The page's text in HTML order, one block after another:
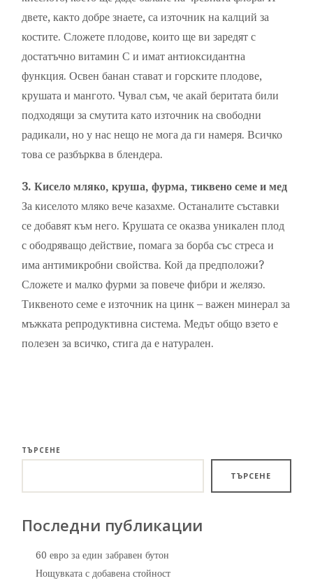
двете, както добре знаете, са източник на калций за
костите. Сложете плодове, които ще ви заредят с
достатъчно витамин С и имат антиоксидантна
функция. Освен банан стават и горските плодове,
крушата и мангото. Чувал съм, че акай беритата били
подходящи за смутита като източник на свободни
радикали, но у нас нещо не мога да ги намеря. Всичко
това се разбърква в блендера.
3. Кисело мляко, круша, фурма, тиквено семе и мед
За киселото мляко вече казахме. Останалите съставки
се добавят към него. Крушата се оказва уникален плод
с ободряващо действие, помага за борба със стреса и
има антимикробни свойства. Кой да предположи?
Сложете и малко фурми за повече фибри и желязо.
Тиквеното семе е източник на цинк – важен минерал за
мъжката репродуктивна система. Медът общо взето е
полезен за всичко, стига да е натурален.
ТЪРСЕНЕ
ТЪРСЕНЕ
Последни публикации
60 евро за един забравен бутон
Нощувката с добавена стойност